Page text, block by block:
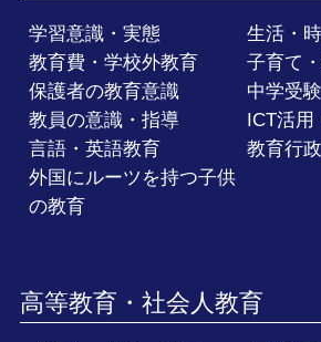
学習意識・実態
生活・
教育費・学校外教育
子育て
保護者の教育意識
中学受験
教員の意識・指導
ICT活用
言語・英語教育
教育行政
外国にルーツを持つ子供
の教育
高等教育・社会人教育